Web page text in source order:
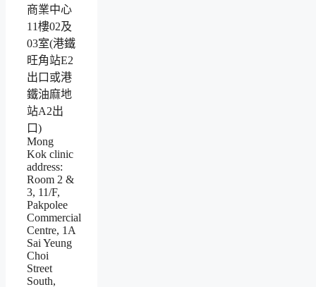
商業中心
11樓02及
03室(港鐵
旺角站E2
出口或港
鐵油麻地
站A2出
口)
Mong
Kok clinic
address:
Room 2 &
3, 11/F,
Pakpolee
Commercial
Centre, 1A
Sai Yeung
Choi
Street
South,